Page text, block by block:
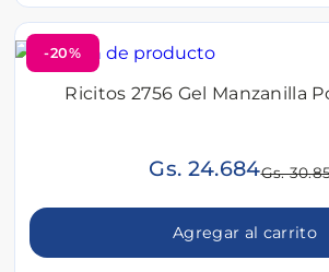
-20%
Ricitos 2756 Gel Manzanilla
Gs. 24.684Gs.
Agregar al carrito